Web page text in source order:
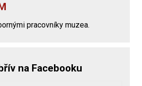
pracovníky muzea.
na Facebooku